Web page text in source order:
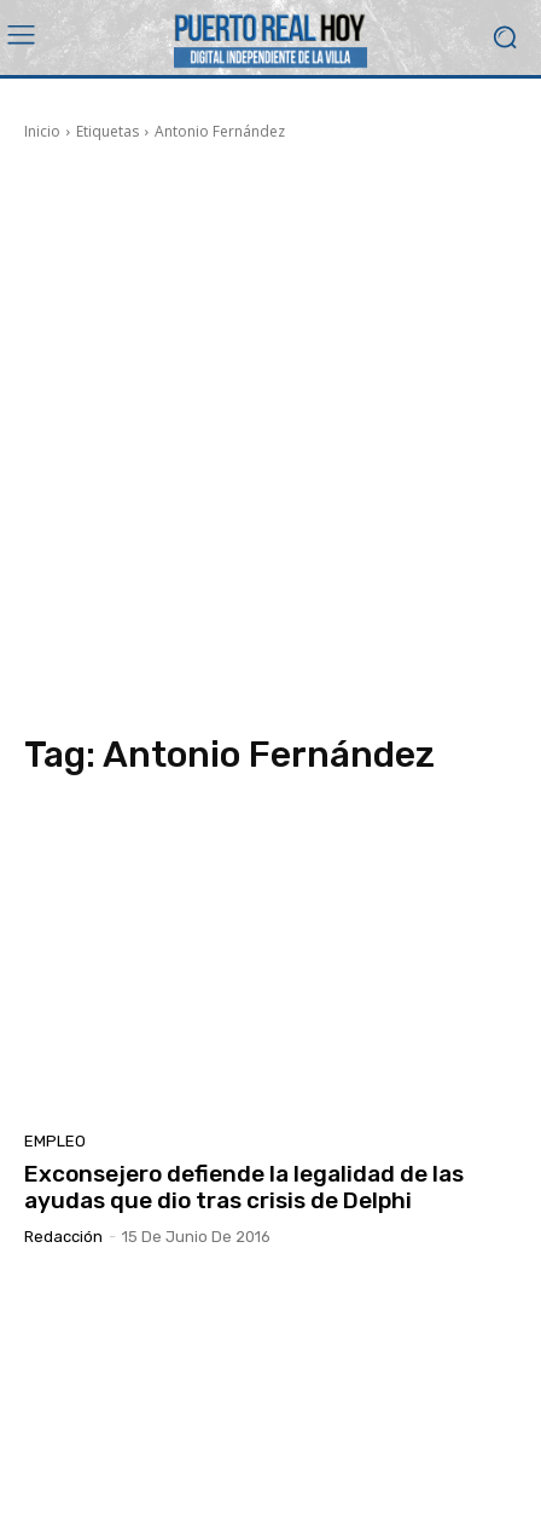
Inicio Etiquetas Antonio Fernández
Tag: Antonio Fernández
EMPLEO
Exconsejero defiende la legalidad de las
ayudas que dio tras crisis de Delphi
Redacción - 15 De Junio De 2016